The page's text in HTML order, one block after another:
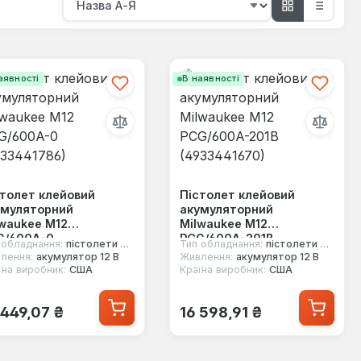
клейовий
M12
600A-0
пістолети для герметиків
акумулятор 12 В
виробник: США
ціна:
₴
В наявності
Пістолет клейовий
акумуляторний
Milwaukee M12
PCG/600A-201B
(4933441670)
Тип обладнання: пістолети для герметиків
Живлення: акумулятор 12 В
Країна виробник: США
Звичайна ціна:
16 598,91 ₴